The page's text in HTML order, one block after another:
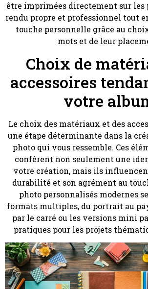
être imprimées directement sur les
rendu propre et professionnel tout
touche personnelle grâce au
mots et de leur
Choix de
accessoires
votre
Le choix des matériaux et des
une étape déterminante dans la
photo qui vous ressemble. Ces
confèrent non seulement une
votre création, mais ils
durabilité et son agrément au
photo personnalisés modernes
formats multiples, du portrait au
par le carré ou les versions mini
pratiques pour les projets